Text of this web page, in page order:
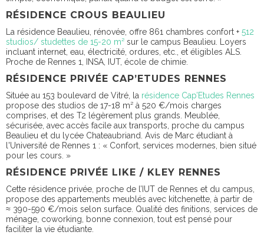
RÉSIDENCE CROUS BEAULIEU
La résidence Beaulieu, rénovée, offre 861 chambres confort + 512
studios/ studettes de 15-20 m² sur le campus Beaulieu. Loyers
incluant internet, eau, électricité, ordures, etc., et éligibles ALS.
Proche de Rennes 1, INSA, IUT, école de chimie.
RÉSIDENCE PRIVÉE CAP’ETUDES RENNES
Située au 153 boulevard de Vitré, la résidence Cap’Etudes Rennes
propose des studios de 17-18 m² à 520 €/mois charges
comprises, et des T2 légèrement plus grands. Meublée,
sécurisée, avec accès facile aux transports, proche du campus
Beaulieu et du lycée Chateaubriand. Avis de Marc étudiant à
l'Université de Rennes 1 : « Confort, services modernes, bien situé
pour les cours. »
RÉSIDENCE PRIVÉE LIKE / KLEY RENNES
Cette résidence privée, proche de l’IUT de Rennes et du campus,
propose des appartements meublés avec kitchenette, à partir de
≈ 390-590 €/mois selon surface. Qualité des finitions, services de
ménage, coworking, bonne connexion, tout est pensé pour
faciliter la vie étudiante.